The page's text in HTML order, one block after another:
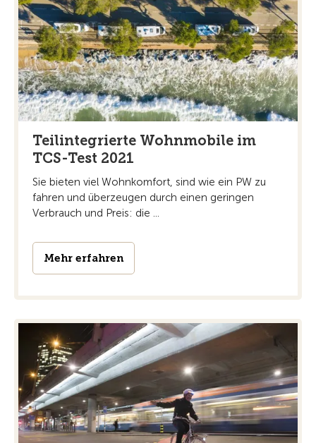
Teilintegrierte Wohnmobile im
TCS-Test 2021
Sie bieten viel Wohnkomfort, sind wie ein PW zu
fahren und überzeugen durch einen geringen
Verbrauch und Preis: die ...
Mehr erfahren